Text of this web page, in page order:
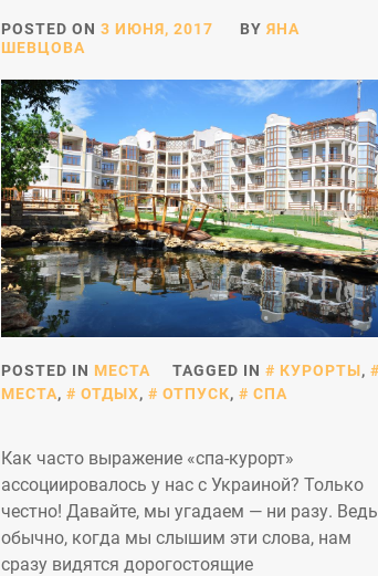
POSTED ON 3 ИЮНЯ, 2017 BY ЯНА
ШЕВЦОВА
POSTED IN МЕСТА TAGGED IN КУРОРТЫ,
МЕСТА, ОТДЫХ, ОТПУСК, СПА
Как часто выражение «спа-курорт»
ассоциировалось у нас с Украиной? Только
честно! Давайте, мы угадаем — ни разу. Ведь
обычно, когда мы слышим эти слова, нам
сразу видятся дорогостоящие